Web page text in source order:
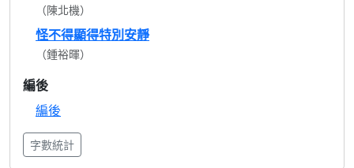
（陳北機）
怪不得顯得特別安靜
（鍾裕暉）
編後
編後
字數統計